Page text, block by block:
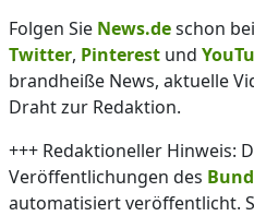
Folgen Sie News.deschon bei
Twitter, Pinterest und
brandheiße News, aktuelle
Draht zur Redaktion.
+++ Redaktioneller Hinweis:
Veröffentlichungen des
automatisiert veröffentlicht.